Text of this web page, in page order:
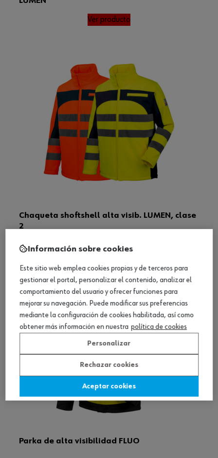
Ver producto
Chaqueta shoftshell alta visib. LUMEN, clase
2
Ver producto
Parka de alta visibilidad FLUO
Información sobre cookies
Este sitio web emplea cookies propias y de terceros para
gestionar el portal, personalizar el contenido, analizar el
comportamiento del usuario y ofrecer funciones para
mejorar su navegación. Puede modificar sus preferencias
mediante la configuración de cookies habilitada, así como
obtener más información en nuestra política de cookies
Personalizar
Rechazar cookies
Aceptar cookies